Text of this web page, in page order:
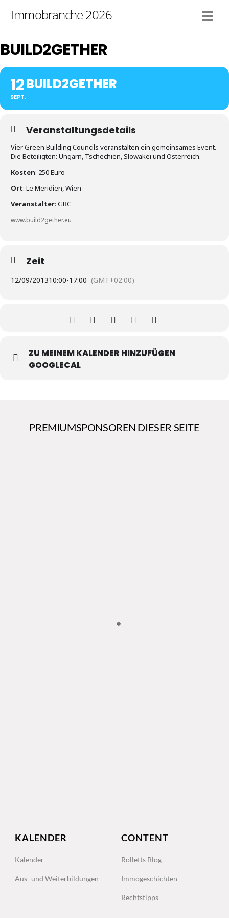
Immobranche 2026
BUILD2GETHER
12
SEPT.
BUILD2GETHER
Veranstaltungsdetails
Vier Green Building Councils veranstalten ein gemeinsames Event.
Die Beteiligten: Ungarn, Tschechien, Slowakei und Österreich.
Kosten: 250 Euro
Ort: Le Meridien, Wien
Veranstalter: GBC
www.build2gether.eu
Zeit
12/09/201310:00-17:00 (GMT+02:00)
ZU MEINEM KALENDER HINZUFÜGEN
GOOGLECAL
PREMIUMSPONSOREN DIESER SEITE
KALENDER
Kalender
Aus- und Weiterbildungen
CONTENT
Rolletts Blog
Immogeschichten
Rechtstipps